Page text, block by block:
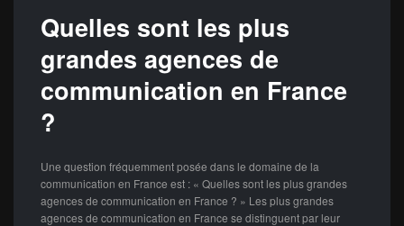
Quelles sont les plus
grandes agences de
communication en France
?
Une question fréquemment posée dans le domaine de la
communication en France est : « Quelles sont les plus grandes
agences de communication en France ? » Les plus grandes
agences de communication en France se distinguent par leur